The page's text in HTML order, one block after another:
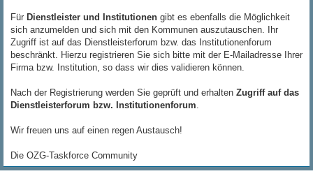
Für Dienstleister und Institutionen gibt es ebenfalls die Möglichkeit
sich anzumelden und sich mit den Kommunen auszutauschen. Ihr
Zugriff ist auf das Dienstleisterforum bzw. das Institutionenforum
beschränkt. Hierzu registrieren Sie sich bitte mit der E-Mailadresse Ihrer
Firma bzw. Institution, so dass wir dies validieren können.
Nach der Registrierung werden Sie geprüft und erhalten Zugriff auf das
Dienstleisterforum bzw. Institutionenforum
Wir freuen uns auf einen regen Austausch!
Die OZG-Taskforce Community